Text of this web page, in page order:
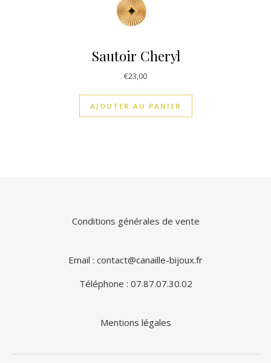
Sautoir Cheryl
€23,00
AJOUTER AU PANIER
Conditions générales de vente
Email : contact@canaille-bijoux.fr
Téléphone : 07.87.07.30.02
Mentions légales